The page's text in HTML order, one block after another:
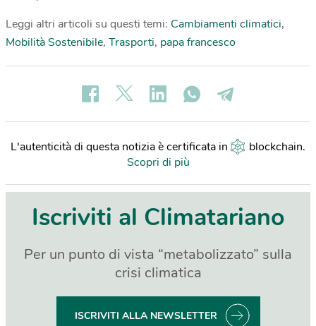
Leggi altri articoli su questi temi: Cambiamenti climatici,
Mobilità Sostenibile, Trasporti, papa francesco
L'autenticità di questa notizia è certificata in blockchain.
Scopri di più
Iscriviti al Climatariano
Per un punto di vista “metabolizzato” sulla
crisi climatica
ISCRIVITI ALLA NEWSLETTER